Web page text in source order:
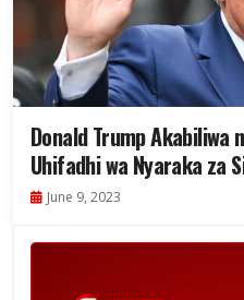
Donald Trump Akabiliwa
Uhifadhi wa Nyaraka za
June 9, 2023